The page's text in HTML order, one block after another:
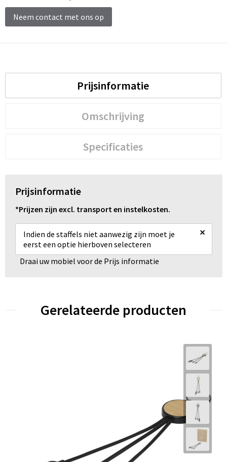
Neem contact met ons op
Prijsinformatie
Omschrijving
Specificaties
Prijsinformatie
*Prijzen zijn excl. transport en instelkosten.
Indien de staffels niet aanwezig zijn moet je
eerst een optie hierboven selecteren
×
Draai uw mobiel voor de Prijs informatie
Gerelateerde producten